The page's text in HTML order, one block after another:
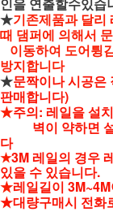
★기존제품과 달리
때 댐퍼에 의해서
이동하여 도어튕
방지합니다
★문짝이나 시공은
판매합니다)
★주의: 레일을 설
벽이 약하면 설
다
★3M 레일의 경우
있을 수 있습니다.
★레일길이
★대량구매시 전화